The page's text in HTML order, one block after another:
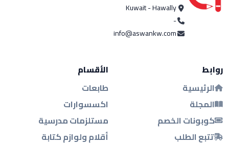
Kuwait - Hawally
-
info@aswankw.com
روابط
الرئيسية
المجلة
كوبونات الخصم
تتبع الطلب
الأقسام
طابعات
اكسسوارات
مستلزمات مدرسية
أقلام ولوازم كتابة